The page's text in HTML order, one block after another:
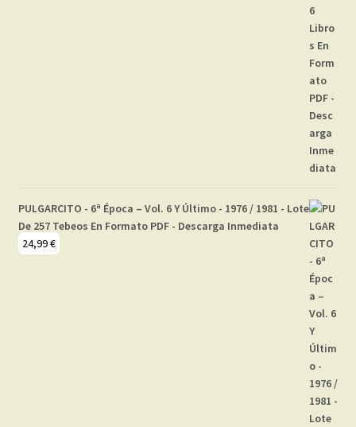
PULGARCITO - 6ª Época – Vol. 6 Y Último - 1976 / 1981 - Lote
De 257 Tebeos En Formato PDF - Descarga Inmediata
24,99€